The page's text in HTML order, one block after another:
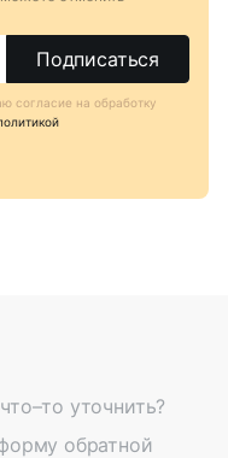
Подписаться
согласие на обработку
уточнить?
обратной